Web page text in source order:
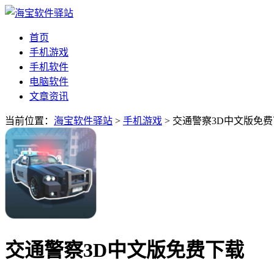
首页
手机游戏
手机软件
电脑软件
文章资讯
当前位置： 海宝软件驿站 > 手机游戏 > 交通警察3D中文版免
交通警察3D中文版免费下载